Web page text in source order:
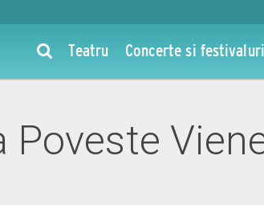
Teatru Concerte si festivaluri
Poveste